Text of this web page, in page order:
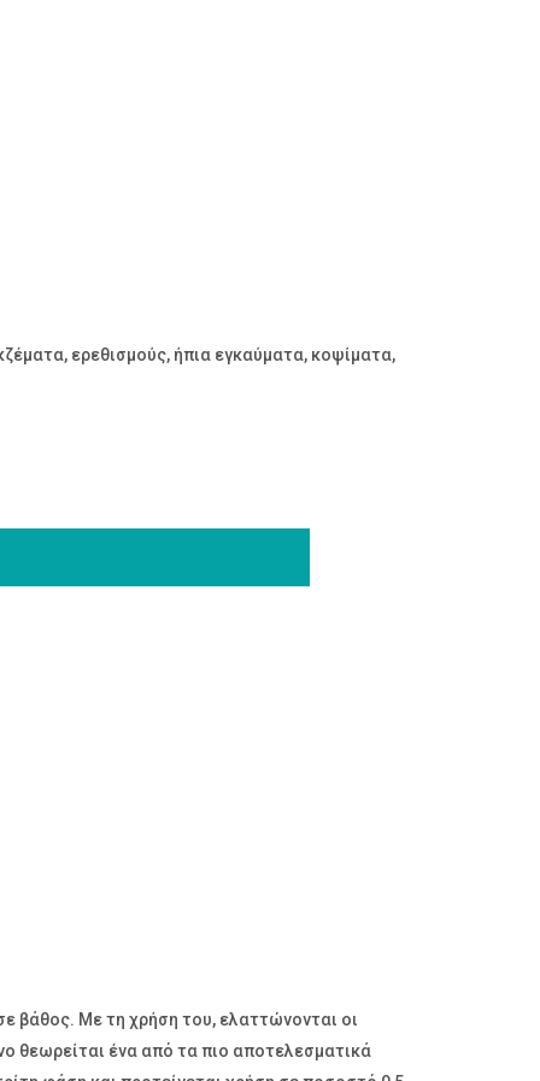
ερεθισμούς, ήπια εγκαύματα, κοψίματα,
βάθος. Με τη χρήση του, ελαττώνονται οι
θεωρείται ένα από τα πιο αποτελεσματικά